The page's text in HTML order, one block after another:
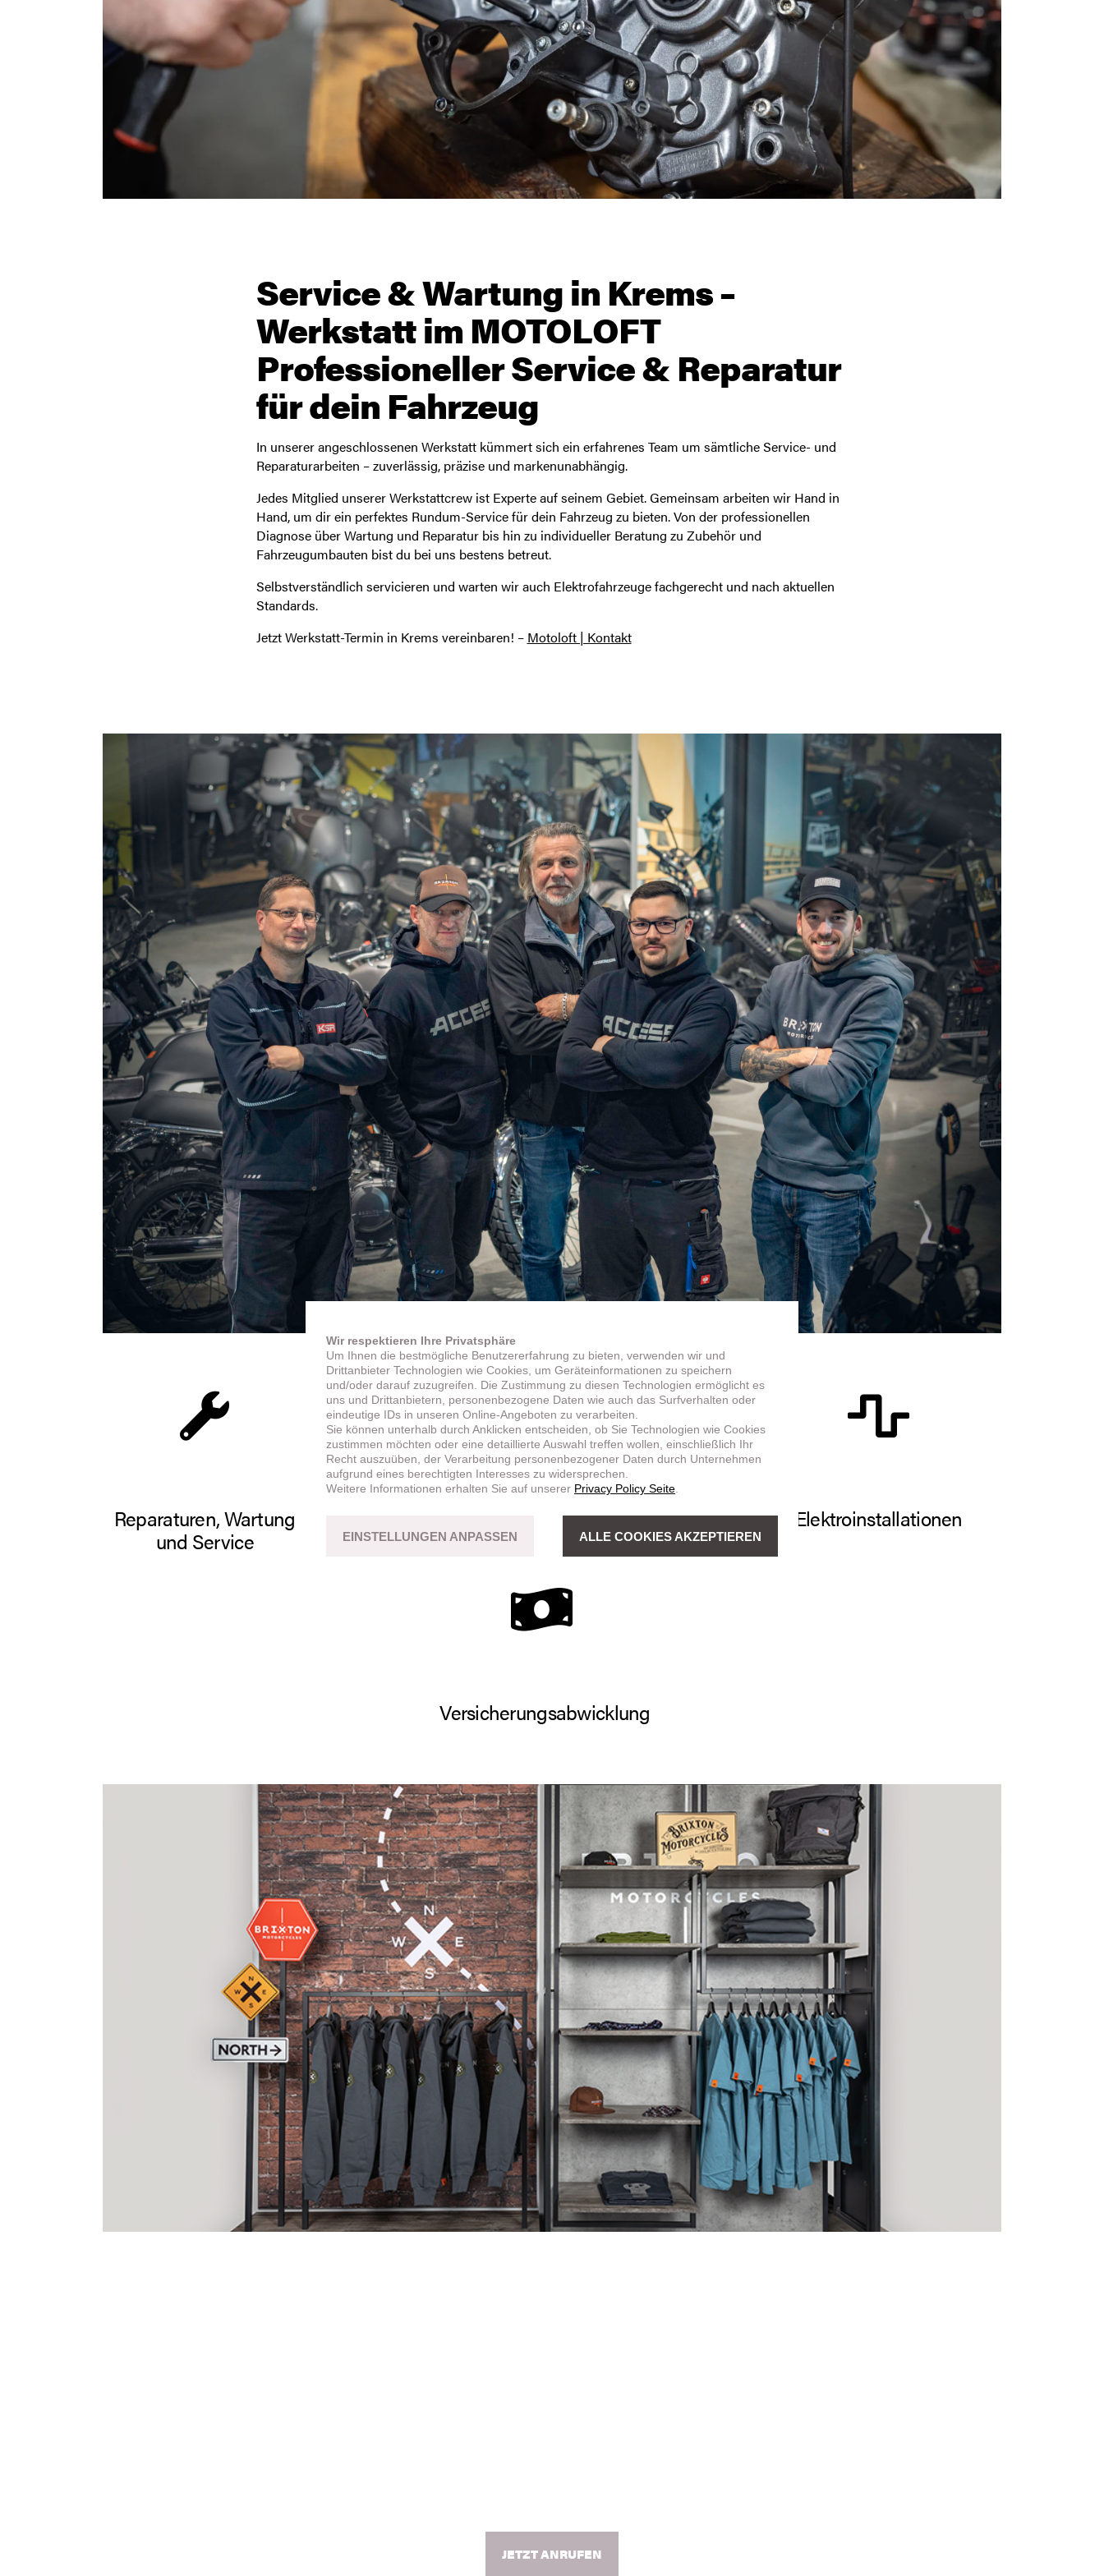
Service & Wartung in Krems –
Werkstatt im MOTOLOFT
Professioneller Service & Reparatur
für dein Fahrzeug
In unserer angeschlossenen Werkstatt kümmert sich ein erfahrenes Team um sämtliche Service- und
Reparaturarbeiten – zuverlässig, präzise und markenunabhängig.
Jedes Mitglied unserer Werkstattcrew ist Experte auf seinem Gebiet. Gemeinsam arbeiten wir Hand in
Hand, um dir ein perfektes Rundum-Service für dein Fahrzeug zu bieten. Von der professionellen
Diagnose über Wartung und Reparatur bis hin zu individueller Beratung zu Zubehör und
Fahrzeugumbauten bist du bei uns bestens betreut.
Selbstverständlich servicieren und warten wir auch Elektrofahrzeuge fachgerecht und nach aktuellen
Standards.
Jetzt Werkstatt-Termin in Krems vereinbaren! – Motoloft | Kontakt
Reparaturen, Wartung
und Service
Zubehörverkauf
Fahrzeugneuaufbauten Elektroinstallationen
Versicherungsabwicklung
JETZT ANRUFEN
Wir respektieren Ihre Privatsphäre
Um Ihnen die bestmögliche Benutzererfahrung zu bieten, verwenden wir und
Drittanbieter Technologien wie Cookies, um Geräteinformationen zu speichern
und/oder darauf zuzugreifen. Die Zustimmung zu diesen Technologien ermöglicht es
uns und Drittanbietern, personenbezogene Daten wie auch das Surfverhalten oder
eindeutige IDs in unseren Online-Angeboten zu verarbeiten.
Sie können unterhalb durch Anklicken entscheiden, ob Sie Technologien wie Cookies
zustimmen möchten oder eine detaillierte Auswahl treffen wollen, einschließlich Ihr
Recht auszuüben, der Verarbeitung personenbezogener Daten durch Unternehmen
aufgrund eines berechtigten Interesses zu widersprechen.
Weitere Informationen erhalten Sie auf unserer Privacy Policy Seite
EINSTELLUNGEN ANPASSEN ALLE COOKIES AKZEPTIEREN